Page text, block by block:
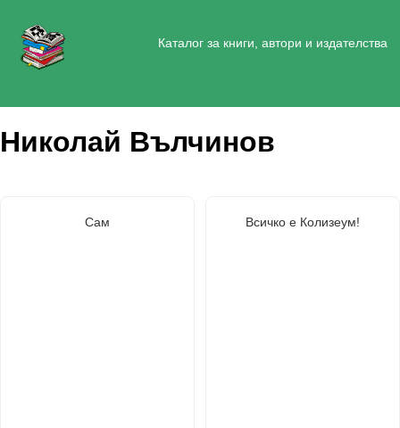
Каталог за книги, автори и издателства
Николай Вълчинов
Сам Всичко е Колизеум!